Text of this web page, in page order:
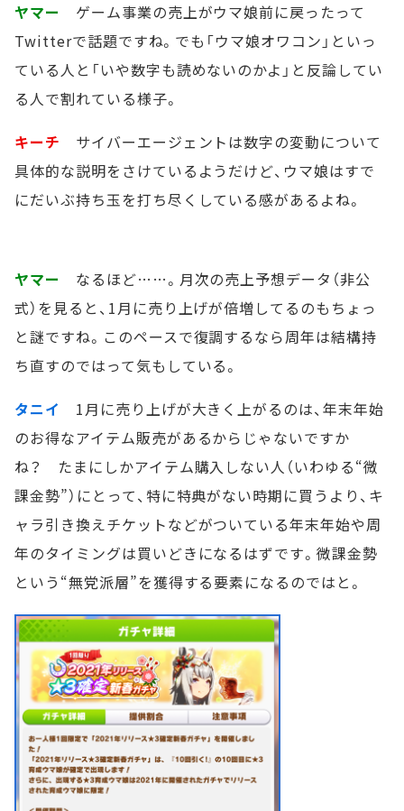
ヤマー
ゲーム事業の売上がウマ娘前に戻ったって
Twitterで話題ですね。でも「ウマ娘オワコン」といっ
ている人と「いや数字も読めないのかよ」と反論してい
る人で割れている様子。
キーチ サイバーエージェントは数字の変動について
具体的な説明をさけているようだけど、ウマ娘はすで
にだいぶ持ち玉を打ち尽くしている感があるよね。
ヤマー
なるほど……。月次の売上予想データ（非公
式）を見ると、1月に売り上げが倍増してるのもちょっ
と謎ですね。このペースで復調するなら周年は結構持
ち直すのではって気もしている。
タニイ
1月に売り上げが大きく上がるのは、年末年始
のお得なアイテム販売があるからじゃないですか
ね？ たまにしかアイテム購入しない人（いわゆる“微
課金勢”）にとって、特に特典がない時期に買うより、キ
ャラ引き換えチケットなどがついている年末年始や周
年のタイミングは買いどきになるはずです。微課金勢
という“無党派層”を獲得する要素になるのではと。